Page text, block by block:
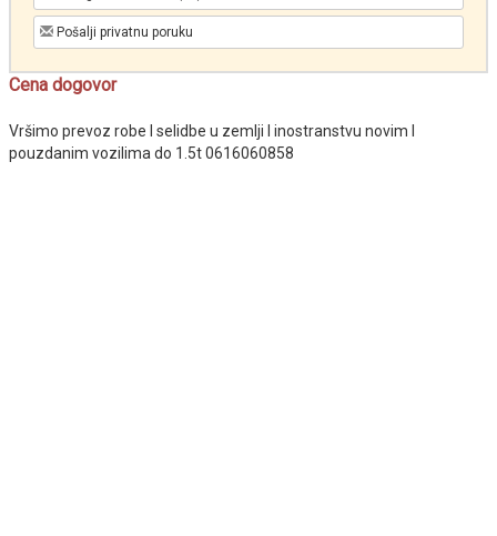
Pošalji privatnu poruku
Cena dogovor
Vršimo prevoz robe I selidbe u zemlji I inostranstvu novim I
pouzdanim vozilima do 1.5t 0616060858